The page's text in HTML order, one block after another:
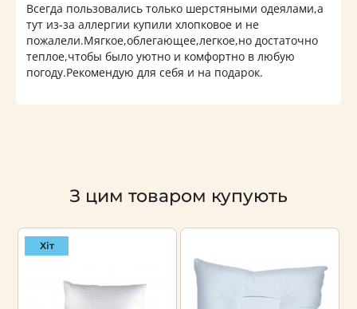
Всегда пользовались только шерстяными одеялами,а
тут из-за аллергии купили хлопковое и не
пожалели.Мягкое,облегающее,легкое,но достаточно
теплое,чтобы было уютно и комфортно в любую
погоду.Рекомендую для себя и на подарок.
З цим товаром купують
Хіт